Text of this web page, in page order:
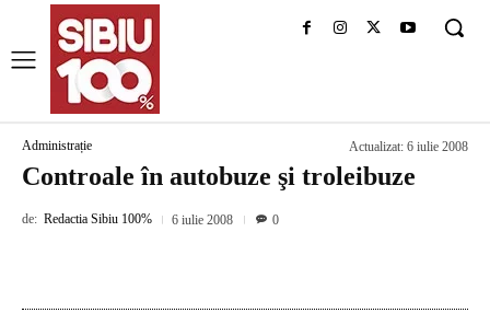
Administrație Actualizat: 6 iulie 2008
Controale în autobuze şi troleibuze
de: Redactia Sibiu 100% 6 iulie 2008 0